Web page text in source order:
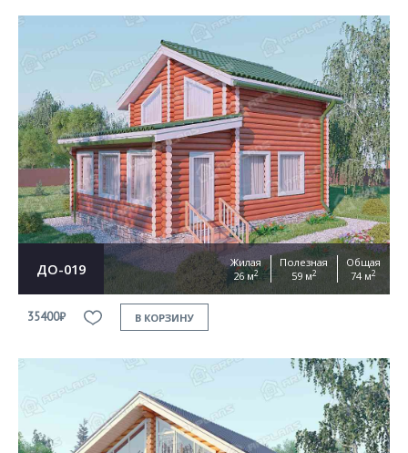
ДО-019
Жилая
26 м2
Полезная
59 м2
Общая
74 м2
35400₽ В КОРЗИНУ